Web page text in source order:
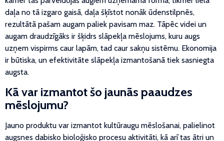
daļa no tā izgaro gaisā, daļa šķīstot nonāk ūdenstilpnēs,
rezultātā pašam augam paliek pavisam maz. Tāpēc videi un
augam draudzīgāks ir šķidrs slāpekļa mēslojums, kuru augs
uzņem vispirms caur lapām, tad caur sakņu sistēmu. Ekonomija
ir būtiska, un efektivitāte slāpekļa izmantošanā tiek sasniegta
augsta.
Kā var izmantot šo jaunās paaudzes
mēslojumu?
Jauno produktu var izmantot kultūraugu mēslošanai, palielinot
augsnes dabisko bioloģisko procesu aktivitāti, kā arī tas ātri un